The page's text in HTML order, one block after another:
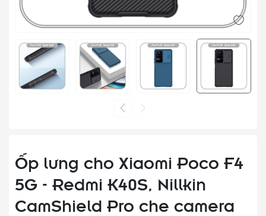
Ốp lưng cho Xiaomi Poco F4
5G - Redmi K40S, Nillkin
CamShield Pro che camera